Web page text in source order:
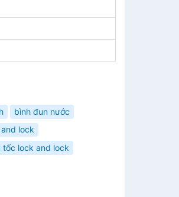
bình đun nước
lock
tốc lock and lock